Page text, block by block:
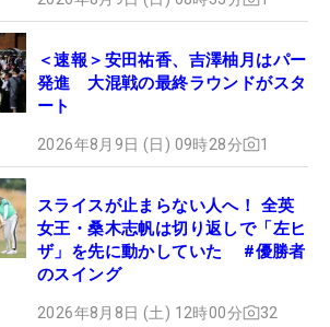
＜速報＞安田祐香、吉澤柚月はパー
発進 大混戦の最終ラウンドがスタ
ート
2026年8月9日 (日) 09時28分 1
スライスが止まらない人へ！ 全英
女王・桑木志帆は切り返しで「左ヒ
ザ」を先に動かしていた #優勝者
のスイング
2026年8月8日 (土) 12時00分 32